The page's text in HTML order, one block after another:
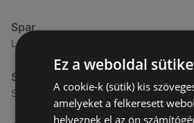
Spar
Lackner kristóf utca 29., 9400 Sopron
Spar
Selmeci utca 15-17., 9400 Sopron
Ez a weboldal
A cookie-k (sütik) kis
amelyeket a felkeresett
helyeznek el az ön